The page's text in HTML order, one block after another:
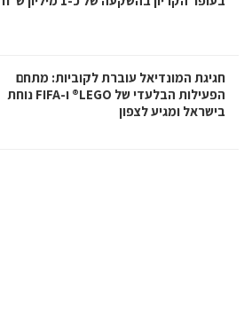
חגיגת המונדיאל עוברת לקוביות: מתחם
הפעילות הבלעדי של LEGO® ו-FIFA נוחת
בישראל ומגיע לצפון